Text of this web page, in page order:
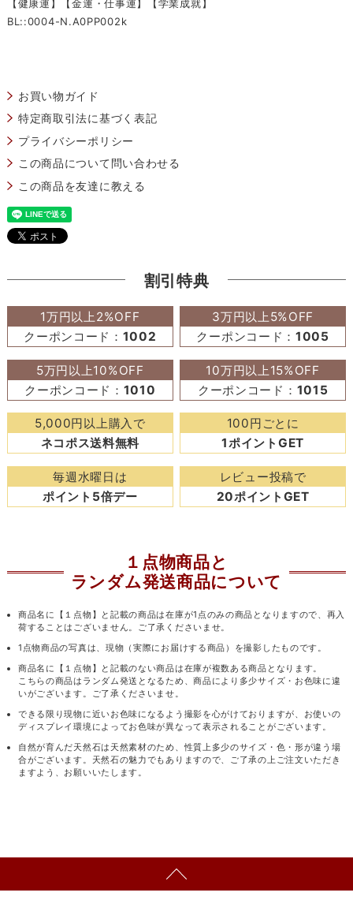
【健康運】【金運・仕事運】【学業成就】
BL::0004-N.A0PP002k
お買い物ガイド
特定商取引法に基づく表記
プライバシーポリシー
この商品について問い合わせる
この商品を友達に教える
割引特典
1万円以上2%OFF
クーポンコード： 1002
3万円以上5%OFF
クーポンコード：1005
5万円以上10%OFF
クーポンコード： 1010
10万円以上15%OFF
クーポンコード： 1015
5,000円以上購入で
ネコポス送料無料
100円ごとに
1ポイントGET
毎週水曜日は
ポイント5倍デー
レビュー投稿で
20ポイントGET
１点物商品と
ランダム発送商品について
商品名に【１点物】と記載の商品は在庫が1点のみの商品となりますので、再入
荷することはございません。ご了承くださいませ。
1点物商品の写真は、現物（実際にお届けする商品）を撮影したものです。
商品名に【１点物】と記載のない商品は在庫が複数ある商品となります。
こちらの商品はランダム発送となるため、商品により多少サイズ・お色味に違
いがございます。ご了承くださいませ。
できる限り現物に近いお色味になるよう撮影を心がけておりますが、お使いの
ディスプレイ環境によってお色味が異なって表示されることがございます。
自然が育んだ天然石は天然素材のため、性質上多少のサイズ・色・形が違う場
合がございます。天然石の魅力でもありますので、ご了承の上ご注文いただき
ますよう、お願いいたします。